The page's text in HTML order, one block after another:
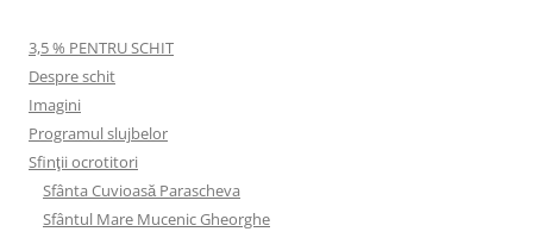
3,5 % PENTRU SCHIT
Despre schit
Imagini
Programul slujbelor
Sfinţii ocrotitori
Sfânta Cuvioasă Parascheva
Sfântul Mare Mucenic Gheorghe